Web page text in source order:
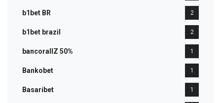
b1bet BR 2
b1bet brazil 2
bancorallZ 50% 1
Bankobet 1
Basaribet 1